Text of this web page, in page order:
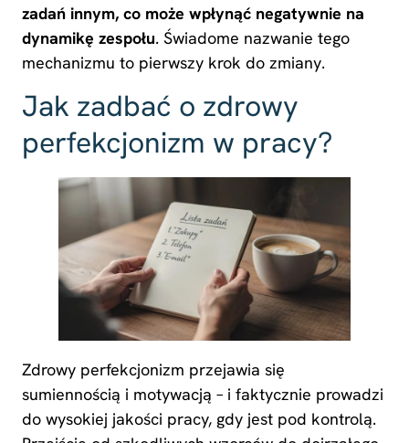
zadań innym, co może wpłynąć negatywnie na
dynamikę zespołu. Świadome nazwanie tego
mechanizmu to pierwszy krok do zmiany.
Jak zadbać o zdrowy
perfekcjonizm w pracy?
Zdrowy perfekcjonizm przejawia się
sumiennością i motywacją – i faktycznie prowadzi
do wysokiej jakości pracy, gdy jest pod kontrolą.